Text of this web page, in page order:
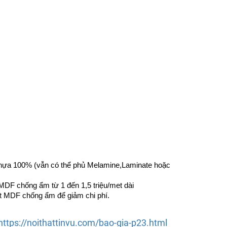
100% (vẫn có thể phủ Melamine,Laminate hoặc
chống ẩm từ 1 đến 1,5 triệu/met dài
chống ẩm để giảm chi phí.
noithattinvu.com/bao-gia-p23.html